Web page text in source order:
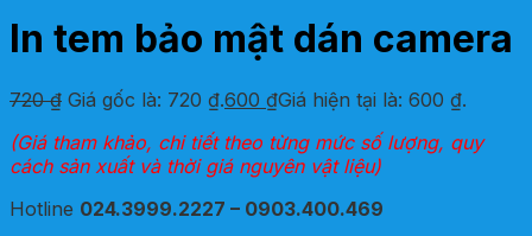
In tem bảo mật dán camera
720₫ Giá gốc là: 720 ₫.600 ₫Giá hiện tại là: 600 ₫.
(Giá tham khảo, chi tiết theo từng mức số lượng, quy
cách sản xuất và thời giá nguyên vật liệu)
Hotline 024.3999.2227 – 0903.400.469